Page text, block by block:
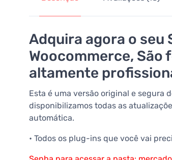
Adquira agora o seu
Woocommerce,
altamente
Esta é uma versão original e segura
disponibilizamos todas as
automática.
• Todos os plug-ins que você vai